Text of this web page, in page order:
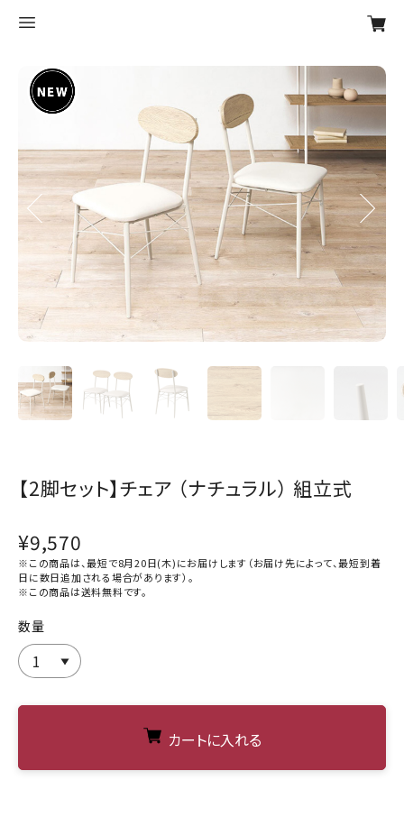
Previous Next
【2脚セット】チェア （ナチュラル） 組立式
¥9,570
※この商品は、最短で8月20日(木)にお届けします（お届け先によって、最短到着
日に数日追加される場合があります）。
※この商品は送料無料です。
数量
カートに入れる